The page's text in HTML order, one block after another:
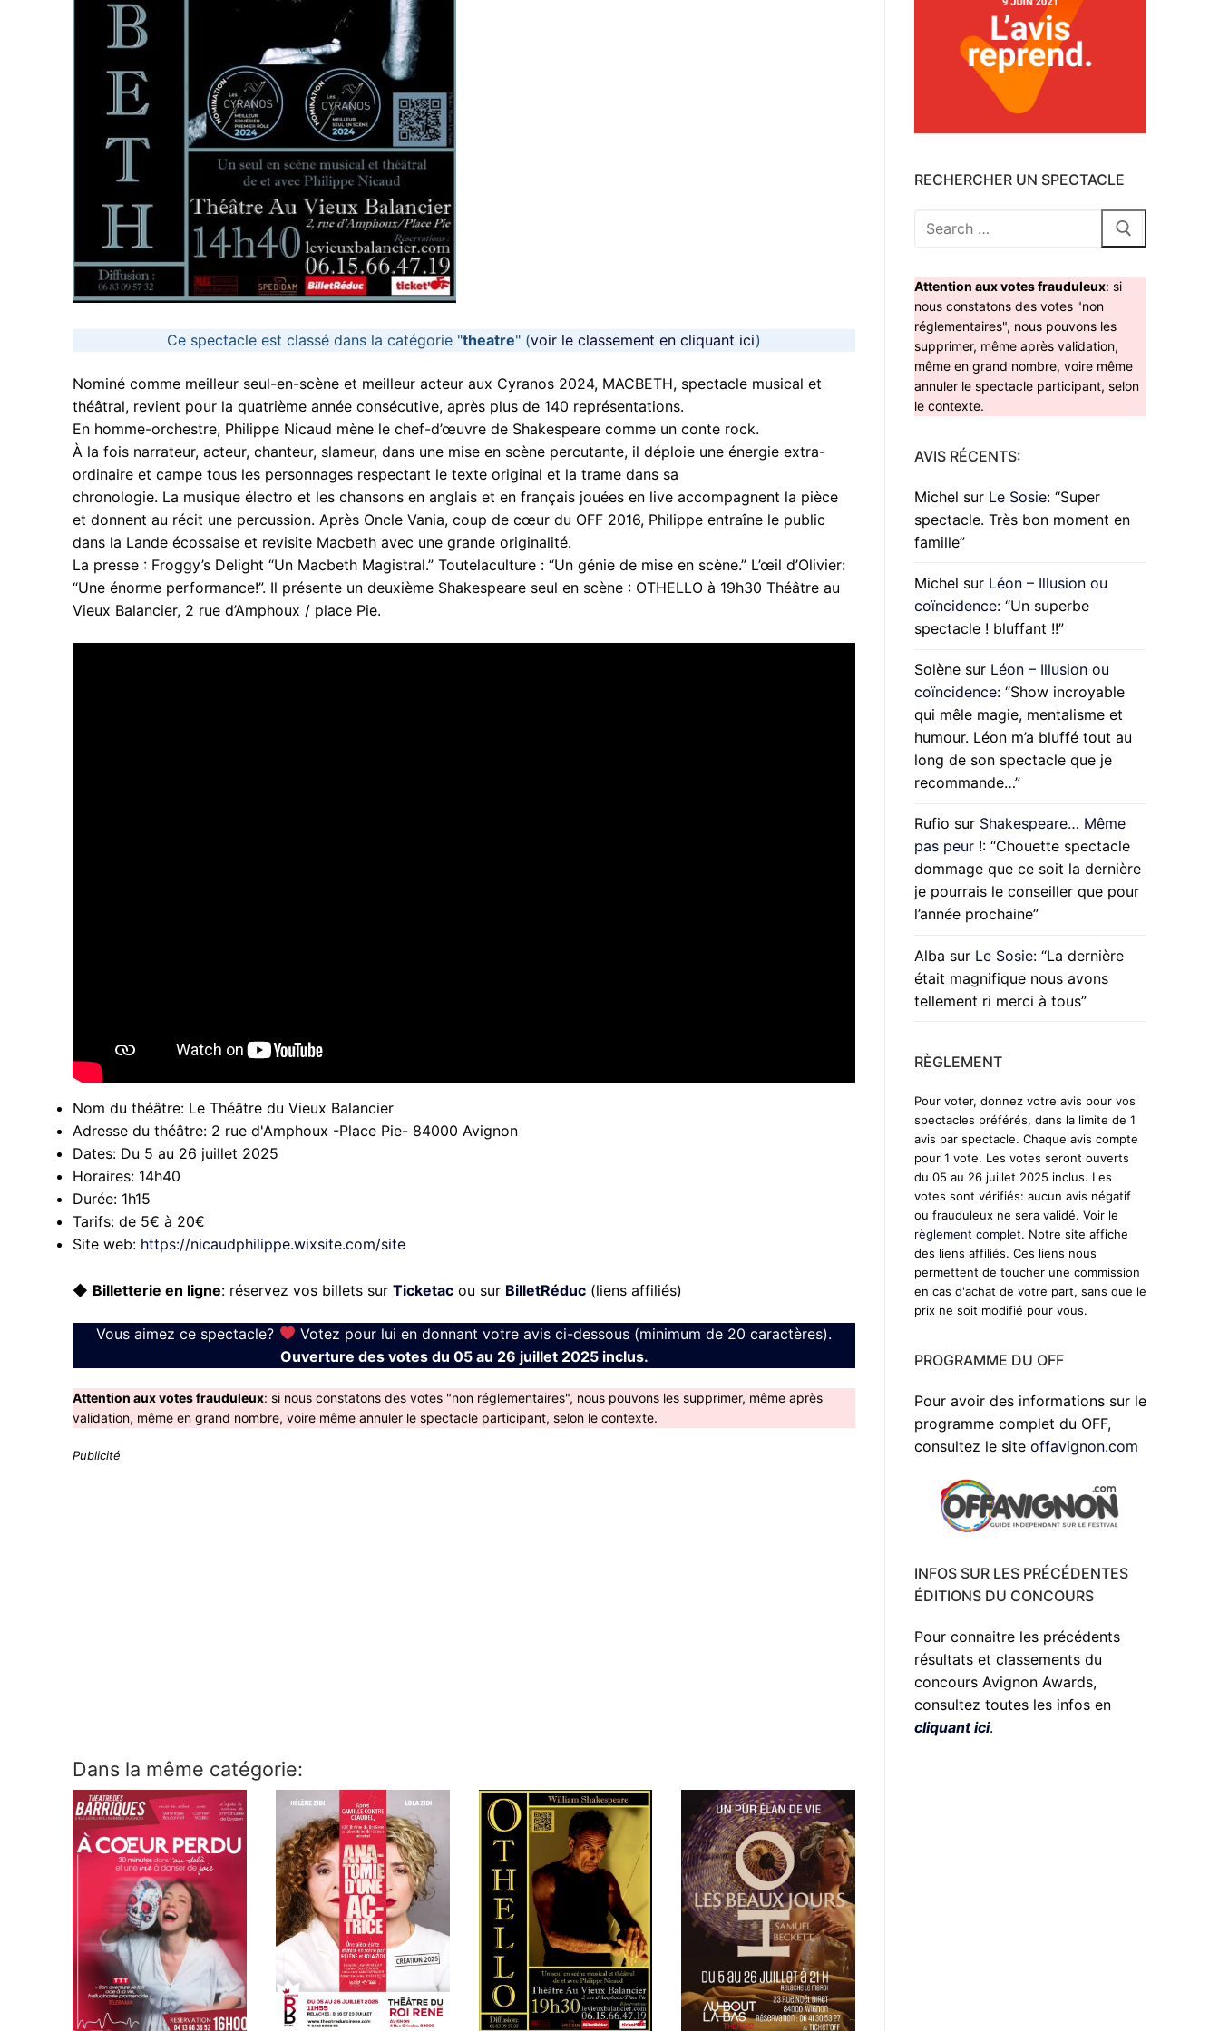
Ce spectacle est classé dans la catégorie "theatre" (voir le classement en cliquant ici)
Nominé comme meilleur seul-en-scène et meilleur acteur aux Cyranos 2024, MACBETH, spectacle musical et
théâtral, revient pour la quatrième année consécutive, après plus de 140 représentations.
En homme-orchestre, Philippe Nicaud mène le chef-d’œuvre de Shakespeare comme un conte rock.
À la fois narrateur, acteur, chanteur, slameur, dans une mise en scène percutante, il déploie une énergie extra-
ordinaire et campe tous les personnages respectant le texte original et la trame dans sa
chronologie. La musique électro et les chansons en anglais et en français jouées en live accompagnent la pièce
et donnent au récit une percussion. Après Oncle Vania, coup de cœur du OFF 2016, Philippe entraîne le public
dans la Lande écossaise et revisite Macbeth avec une grande originalité.
La presse : Froggy’s Delight “Un Macbeth Magistral.” Toutelaculture : “Un génie de mise en scène.” L’œil d’Olivier:
“Une énorme performance!”. Il présente un deuxième Shakespeare seul en scène : OTHELLO à 19h30 Théâtre au
Vieux Balancier, 2 rue d’Amphoux / place Pie.
Nom du théâtre: Le Théâtre du Vieux Balancier
Adresse du théâtre: 2 rue d'Amphoux -Place Pie- 84000 Avignon
Dates: Du 5 au 26 juillet 2025
Horaires: 14h40
Durée: 1h15
Tarifs: de 5€ à 20€
Site web: https://nicaudphilippe.wixsite.com/site
◆ Billetterie en ligne: réservez vos billets sur Ticketac ou sur BilletRéduc (liens affiliés)
Vous aimez ce spectacle?
Votez pour lui en donnant votre avis ci-dessous (minimum de 20 caractères).
Ouverture des votes du 05 au 26 juillet 2025 inclus.
Attention aux votes frauduleux: si nous constatons des votes "non réglementaires", nous pouvons les supprimer, même après
validation, même en grand nombre, voire même annuler le spectacle participant, selon le contexte.
Publicité
Dans la même catégorie:
RECHERCHER UN SPECTACLE
Rechercher
Attention aux votes frauduleux: si
nous constatons des votes "non
réglementaires", nous pouvons les
supprimer, même après validation,
même en grand nombre, voire même
annuler le spectacle participant, selon
le contexte.
AVIS RÉCENTS:
Michel sur Le Sosie: “Super
spectacle. Très bon moment en
famille”
Michel sur Léon – Illusion ou
coïncidence: “Un superbe
spectacle ! bluffant !!”
Solène sur Léon – Illusion ou
coïncidence: “Show incroyable
qui mêle magie, mentalisme et
humour. Léon m’a bluffé tout au
long de son spectacle que je
recommande…”
Rufio sur Shakespeare… Même
pas peur !: “Chouette spectacle
dommage que ce soit la dernière
je pourrais le conseiller que pour
l’année prochaine”
Alba sur Le Sosie: “La dernière
était magnifique nous avons
tellement ri merci à tous”
RÈGLEMENT
Pour voter, donnez votre avis pour vos
spectacles préférés, dans la limite de 1
avis par spectacle. Chaque avis compte
pour 1 vote. Les votes seront ouverts
du 05 au 26 juillet 2025 inclus. Les
votes sont vérifiés: aucun avis négatif
ou frauduleux ne sera validé. Voir le
règlement complet. Notre site affiche
des liens affiliés. Ces liens nous
permettent de toucher une commission
en cas d'achat de votre part, sans que le
prix ne soit modifié pour vous.
PROGRAMME DU OFF
Pour avoir des informations sur le
programme complet du OFF,
consultez le site offavignon.com
INFOS SUR LES PRÉCÉDENTES
ÉDITIONS DU CONCOURS
Pour connaitre les précédents
résultats et classements du
concours Avignon Awards,
consultez toutes les infos en
cliquant ici.